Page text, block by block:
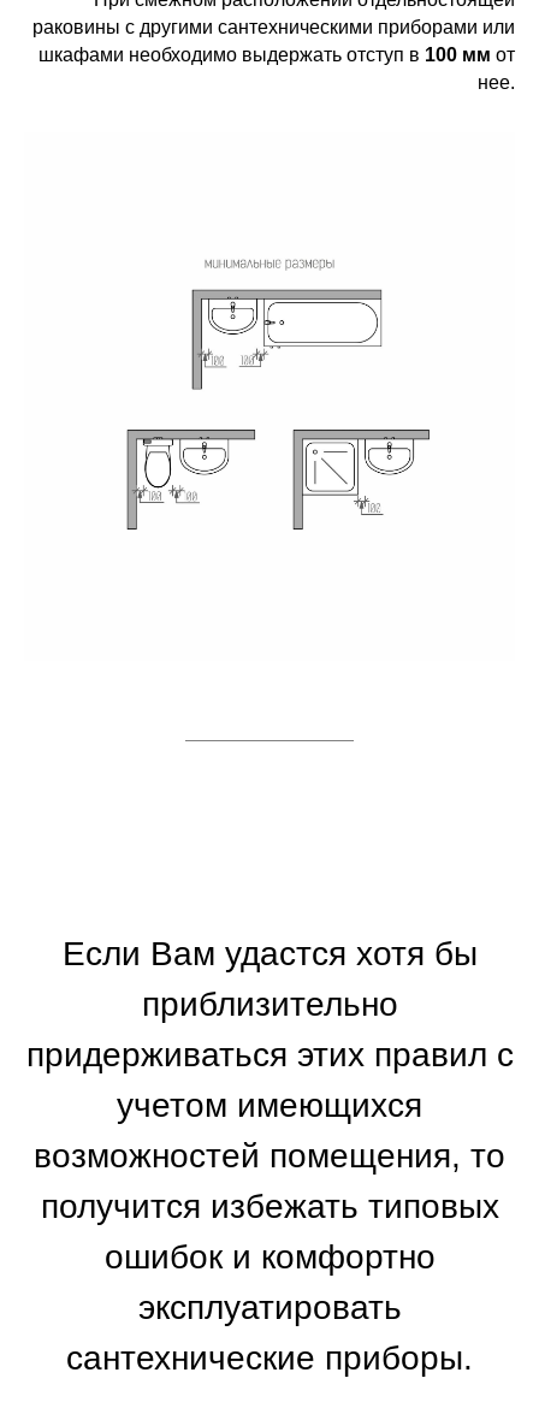
раковины с другими сантехническими приборами или
шкафами необходимо выдержать отступ в 100 мм от
нее.
Если Вам удастся хотя бы
приблизительно
придерживаться этих правил с
учетом имеющихся
возможностей помещения, то
получится избежать типовых
ошибок и комфортно
эксплуатировать
сантехнические приборы.